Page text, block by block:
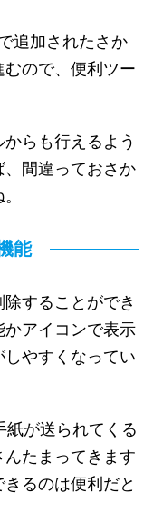
追加されたさか
ので、便利ツー
らも行えるよう
間違っておさか
能
することができ
かアイコンで表示
やすくなってい
紙が送られてくる
たまってきます
るのは便利だと